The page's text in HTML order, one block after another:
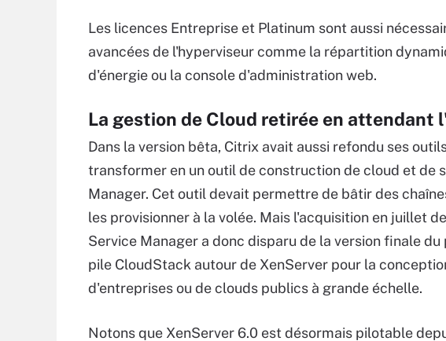
Les licences Entreprise et Platinum sont aussi
avancées de l'hyperviseur comme la répartition
d'énergie ou la console d'administration web.
La gestion de Cloud retirée en
Dans la version bêta, Citrix avait aussi refondu ses
transformer en un outil de construction de cloud et de
Manager. Cet outil devait permettre de bâtir des
les provisionner à la volée. Mais l'acquisition en juillet
Service Manager a donc disparu de la version finale
pile CloudStack autour de XenServer pour la
d'entreprises ou de clouds publics à grande échelle.
Notons que XenServer 6.0 est désormais pilotable